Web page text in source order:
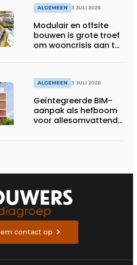
ALGEMEEN 3 JULI 2026
Modulair en offsite
bouwen is grote troef
om wooncrisis aan te
ALGEMEEN 3 JULI 2026
Geïntegreerde BIM-
aanpak als hefboom
voor allesomvattende
contact op